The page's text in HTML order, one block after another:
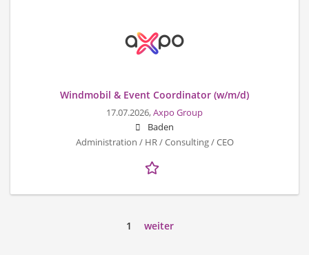
Windmobil & Event Coordinator (w/m/d)
17.07.2026,Axpo Group
Baden
Administration / HR / Consulting / CEO
1 weiter